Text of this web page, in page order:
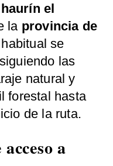
el
la provincia de
se
las
natural y
forestal hasta
de la ruta.
a